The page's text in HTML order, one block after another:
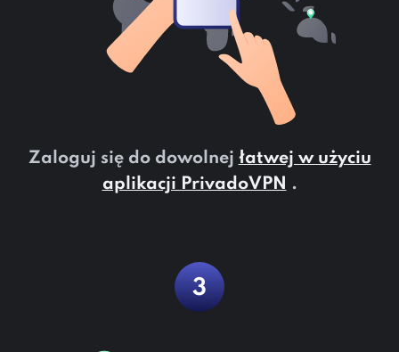
Zaloguj się do dowolnej łatwej w użyciu
aplikacji PrivadoVPN .
3